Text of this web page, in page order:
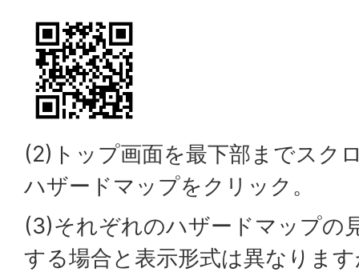
(2)トップ画面を最下部までスク
ハザードマップをクリック。
(3)それぞれのハザードマップの
する場合と表示形式は異なりま